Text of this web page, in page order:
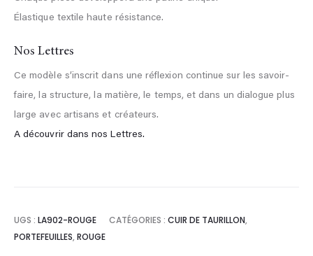
Élastique textile haute résistance.
Nos Lettres
Ce modèle s’inscrit dans une réflexion continue sur les savoir-
faire, la structure, la matière, le temps, et dans un dialogue plus
large avec artisans et créateurs.
A découvrir dans nos Lettres.
UGS : LA902-ROUGE CATÉGORIES : CUIR DE TAURILLON,
PORTEFEUILLES, ROUGE